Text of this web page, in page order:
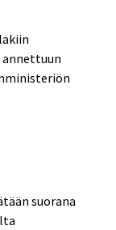
annettuun
suorana